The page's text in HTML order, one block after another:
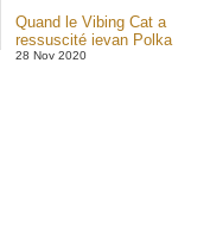
Quand le Vibing Cat a
ressuscité ievan Polka
28 Nov 2020